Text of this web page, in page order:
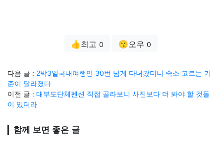
👍최고 0 😗오우 0
다음 글 : 2박3일국내여행만 30번 넘게 다녀봤더니 숙소 고르는 기
준이 달라졌다
이전 글 : 대부도단체펜션 직접 골라보니 사진보다 더 봐야 할 것들
이 있더라
함께 보면 좋은 글